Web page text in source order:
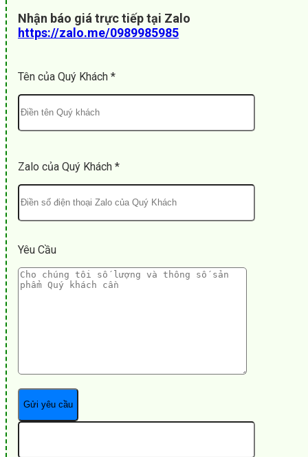
Nhận báo giá trực tiếp tại Zalo
https://zalo.me/0989985985
Tên của Quý Khách *
Zalo của Quý Khách *
Yêu Cầu